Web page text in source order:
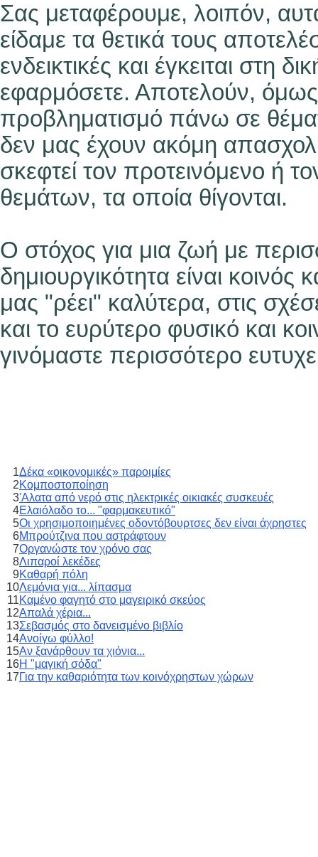
Σας μεταφέρουμε, λοιπόν,
είδαμε τα θετικά τους
ενδεικτικές και έγκειται στη
εφαρμόσετε. Αποτελούν, όμως,
προβληματισμό πάνω σε
δεν μας έχουν ακόμη
σκεφτεί τον προτεινόμενο ή
θεμάτων, τα οποία θίγονται.
Ο στόχος για μια ζωή με
δημιουργικότητα είναι
μας "ρέει" καλύτερα, στις
και το ευρύτερο φυσικό και
γινόμαστε περισσότερο
1Δέκα «οικονομικές» παροιμίες
2Κομποστοποίηση
3'Αλατα από νερό στις ηλεκτρικές οικιακές συσκευές
4Ελαιόλαδο το... "φαρμακευτικό"
5Οι χρησιμοποιημένες οδοντόβουρτσες δεν είναι άχρηστες
6Μπρούτζινα που αστράφτουν
7Οργανώστε τον χρόνο σας
8Λιπαροί λεκέδες
9Καθαρή πόλη
10Λεμόνια για... λίπασμα
11Καμένο φαγητό στο μαγειρικό σκεύος
12Απαλά χέρια...
13Σεβασμός στο δανεισμένο βιβλίο
14Ανοίγω φύλλο!
15Αν ξανάρθουν τα χιόνια...
16Η "μαγική σόδα"
17Για την καθαριότητα των κοινόχρηστων χώρων